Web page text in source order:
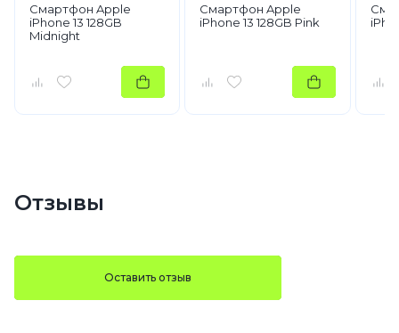
Смартфон Apple
iPhone 13 128GB
Midnight
Смартфон Apple
iPhone 13 128GB Pink
Отзывы
Оставить отзыв